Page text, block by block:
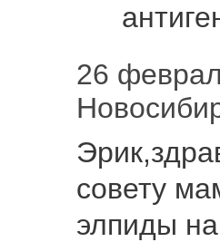
26
совету
элпиды